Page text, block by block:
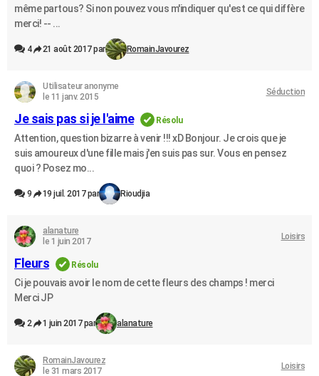
même partous? Si non pouvez vous m'indiquer qu'est ce qui diffère
merci! -- ...
4 21 août 2017 par RomainJavourez
Utilisateur anonyme
le 11 janv. 2015
Séduction
Je sais pas si je l'aime Résolu
Attention, question bizarre à venir !!! xD Bonjour. Je crois que je
suis amoureux d'une fille mais j'en suis pas sur. Vous en pensez
quoi ? Posez mo...
9 19 juil. 2017 par Rioudjia
alanature
le 1 juin 2017
Loisirs
Fleurs Résolu
Ci je pouvais avoir le nom de cette fleurs des champs ! merci
Merci JP
2 1 juin 2017 par alanature
RomainJavourez
le 31 mars 2017
Loisirs